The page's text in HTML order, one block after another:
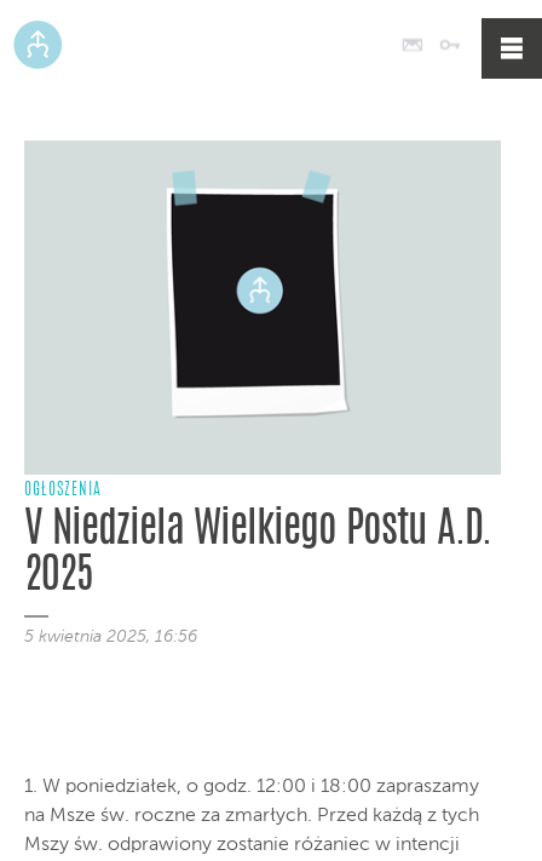
Poczta
OGŁOSZENIA
V Niedziela Wielkiego Postu A.D.
2025
5 kwietnia 2025, 16:56
1. W poniedziałek, o godz. 12:00 i 18:00 zapraszamy
na Msze św. roczne za zmarłych. Przed każdą z tych
Mszy św. odprawiony zostanie różaniec w intencji